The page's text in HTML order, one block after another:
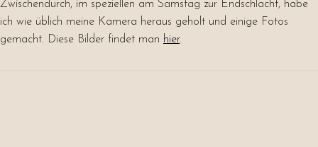
Zwischendurch, im speziellen am Samstag zur Endschlacht, habe
ich wie üblich meine Kamera heraus geholt und einige Fotos
gemacht. Diese Bilder findet man hier.